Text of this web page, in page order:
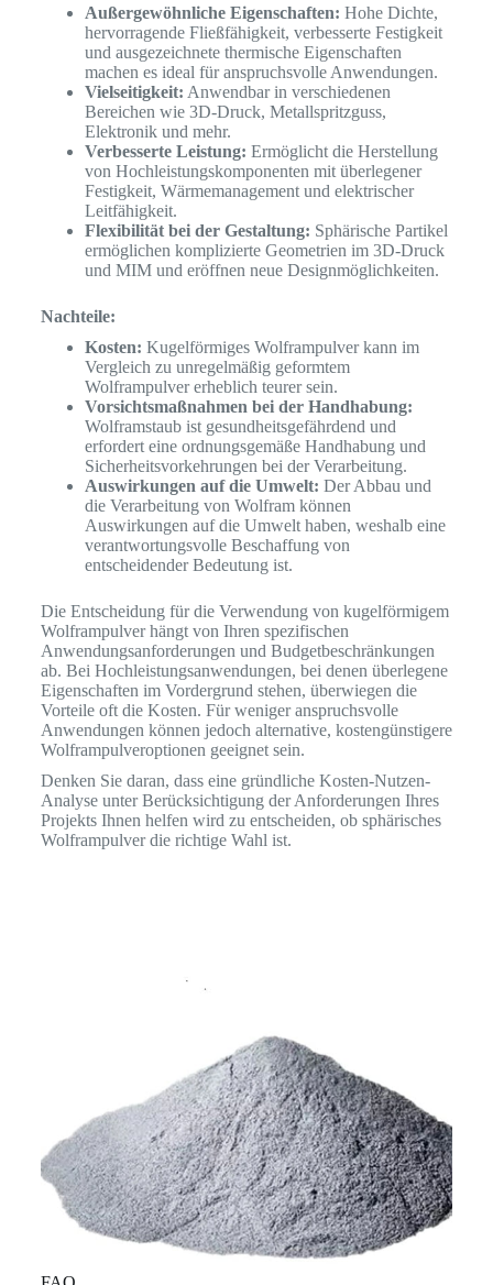
Außergewöhnliche Eigenschaften: Hohe Dichte,
hervorragende Fließfähigkeit, verbesserte Festigkeit
und ausgezeichnete thermische Eigenschaften
machen es ideal für anspruchsvolle Anwendungen.
Vielseitigkeit: Anwendbar in verschiedenen
Bereichen wie 3D-Druck, Metallspritzguss,
Elektronik und mehr.
Verbesserte Leistung: Ermöglicht die Herstellung
von Hochleistungskomponenten mit überlegener
Festigkeit, Wärmemanagement und elektrischer
Leitfähigkeit.
Flexibilität bei der Gestaltung: Sphärische Partikel
ermöglichen komplizierte Geometrien im 3D-Druck
und MIM und eröffnen neue Designmöglichkeiten.
Nachteile:
Kosten: Kugelförmiges Wolframpulver kann im
Vergleich zu unregelmäßig geformtem
Wolframpulver erheblich teurer sein.
Vorsichtsmaßnahmen bei der Handhabung:
Wolframstaub ist gesundheitsgefährdend und
erfordert eine ordnungsgemäße Handhabung und
Sicherheitsvorkehrungen bei der Verarbeitung.
Auswirkungen auf die Umwelt: Der Abbau und
die Verarbeitung von Wolfram können
Auswirkungen auf die Umwelt haben, weshalb eine
verantwortungsvolle Beschaffung von
entscheidender Bedeutung ist.
Die Entscheidung für die Verwendung von kugelförmigem
Wolframpulver hängt von Ihren spezifischen
Anwendungsanforderungen und Budgetbeschränkungen
ab. Bei Hochleistungsanwendungen, bei denen überlegene
Eigenschaften im Vordergrund stehen, überwiegen die
Vorteile oft die Kosten. Für weniger anspruchsvolle
Anwendungen können jedoch alternative, kostengünstigere
Wolframpulveroptionen geeignet sein.
Denken Sie daran, dass eine gründliche Kosten-Nutzen-
Analyse unter Berücksichtigung der Anforderungen Ihres
Projekts Ihnen helfen wird zu entscheiden, ob sphärisches
Wolframpulver die richtige Wahl ist.